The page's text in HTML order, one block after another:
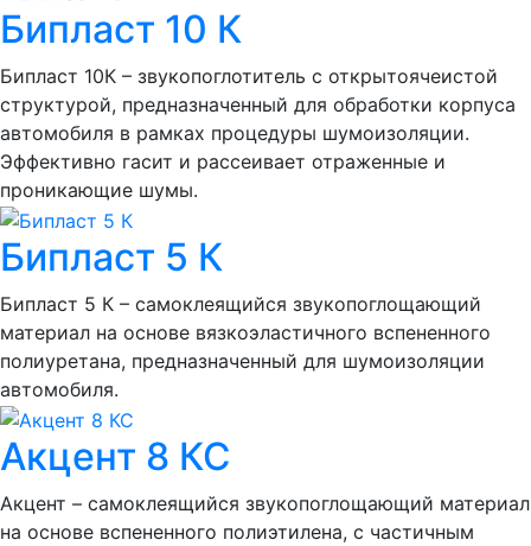
Бипласт 10 К
Бипласт 10К – звукопоглотитель с открытоячеистой
структурой, предназначенный для обработки корпуса
автомобиля в рамках процедуры шумоизоляции.
Эффективно гасит и рассеивает отраженные и
проникающие шумы.
Бипласт 5 К
Бипласт 5 К – самоклеящийся звукопоглощающий
материал на основе вязкоэластичного вспененного
полиуретана, предназначенный для шумоизоляции
автомобиля.
Акцент 8 КС
Акцент – самоклеящийся звукопоглощающий материал
на основе вспененного полиэтилена, с частичным